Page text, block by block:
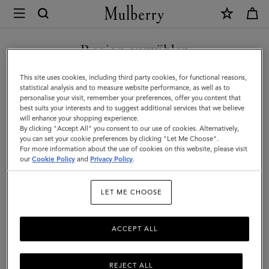
Mulberry
Bayswater
Tote
|
Leder
mit
klassischer
Narbung
Grün
Region auswählen
Sie befinden sich auf unserer Seite für Österreich, aber wir
haben festgestellt, dass Sie hier sind: Vereinigte Staaten.
SEITE FÜR VEREINIGTE
STAATEN BESUCHEN
AUF FOLGENDER WEBSEITE
FORTFAHREN: ÖSTERREICH
This site uses cookies, including third party cookies, for functional reasons,
statistical analysis and to measure website performance, as well as to
personalise your visit, remember your preferences, offer you content that
best suits your interests and to suggest additional services that we believe
will enhance your shopping experience.
By clicking "Accept All" you consent to our use of cookies. Alternatively,
you can set your cookie preferences by clicking "Let Me Choose".
For more information about the use of cookies on this website, please visit
ourCookie Policy and Privacy Policy.
LET ME CHOOSE
REJECT ALL
ACCEPT ALL